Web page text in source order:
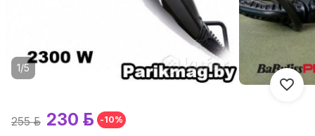
1/5
255 р. 230 р. -10%